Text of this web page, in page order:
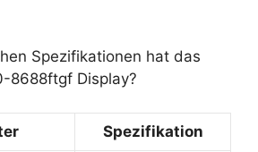
Spezifikationen hat das
8688ftgf Display?
Spezifikation